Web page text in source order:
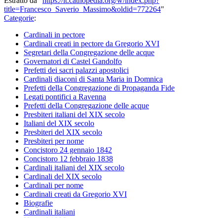
title=Francesco_Saverio_Massimo&oldid=772264"
Categorie:
Cardinali in pectore
Cardinali creati in pectore da Gregorio XVI
Segretari della Congregazione delle acque
Governatori di Castel Gandolfo
Prefetti dei sacri palazzi apostolici
Cardinali diaconi di Santa Maria in Domnica
Prefetti della Congregazione di Propaganda Fide
Legati pontifici a Ravenna
Prefetti della Congregazione delle acque
Presbiteri italiani del XIX secolo
Italiani del XIX secolo
Presbiteri del XIX secolo
Presbiteri per nome
Concistoro 24 gennaio 1842
Concistoro 12 febbraio 1838
Cardinali italiani del XIX secolo
Cardinali del XIX secolo
Cardinali per nome
Cardinali creati da Gregorio XVI
Biografie
Cardinali italiani